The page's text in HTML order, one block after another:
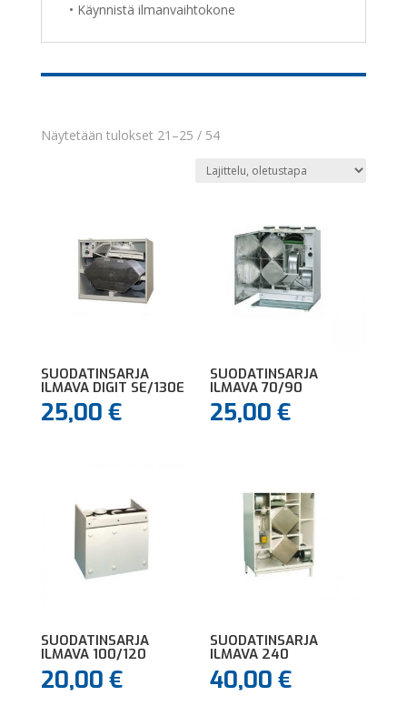
• Käynnistä ilmanvaihtokone
Näytetään tulokset 21–25 / 54
SUODATINSARJA
ILMAVA DIGIT SE/130E
25,00 €
SUODATINSARJA
ILMAVA 70/90
25,00€
SUODATINSARJA
ILMAVA 100/120
20,00 €
SUODATINSARJA
ILMAVA 240
40,00€